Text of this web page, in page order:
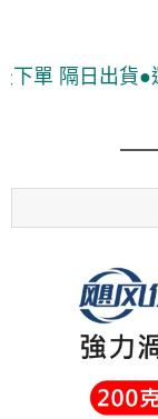
式:宅配(刷卡